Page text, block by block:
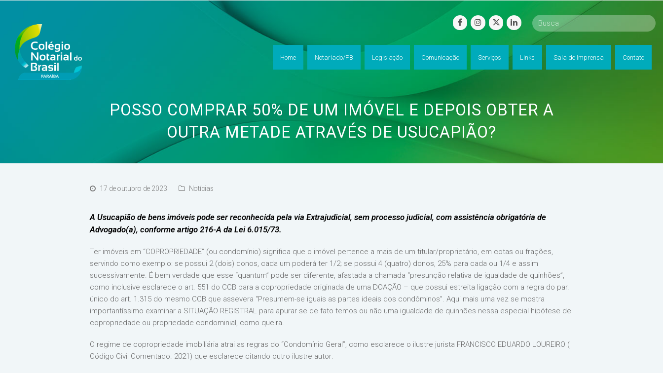
facebookinstagram
twitterlinkedin
Home Notariado/PB Legislação Comunicação Serviços Links Sala de Imprensa Contato
POSSO COMPRAR 50% DE UM IMÓVEL E DEPOIS OBTER A
OUTRA METADE ATRAVÉS DE USUCAPIÃO?
17 de outubro de 2023 Notícias
A Usucapião de bens imóveis pode ser reconhecida pela via Extrajudicial, sem processo judicial, com assistência obrigatória de
Advogado(a), conforme artigo 216-A da Lei 6.015/73.
Ter imóveis em “COPROPRIEDADE” (ou condomínio) significa que o imóvel pertence a mais de um titular/proprietário, em cotas ou frações,
servindo como exemplo: se possui 2 (dois) donos, cada um poderá ter 1/2; se possui 4 (quatro) donos, 25% para cada ou 1/4 e assim
sucessivamente. É bem verdade que esse “quantum” pode ser diferente, afastada a chamada “presunção relativa de igualdade de quinhões”,
como inclusive esclarece o art. 551 do CCB para a copropriedade originada de uma DOAÇÃO – que possui estreita ligação com a regra do par.
único do art. 1.315 do mesmo CCB que assevera “Presumem-se iguais as partes ideais dos condôminos”. Aqui mais uma vez se mostra
importantíssimo examinar a SITUAÇÃO REGISTRAL para apurar se de fato temos ou não uma igualdade de quinhões nessa especial hipótese de
copropriedade ou propriedade condominial, como queira.
O regime de copropriedade imobiliária atrai as regras do “Condomínio Geral”, como esclarece o ilustre jurista FRANCISCO EDUARDO LOUREIRO (
Código Civil Comentado. 2021) que esclarece citando outro ilustre autor: